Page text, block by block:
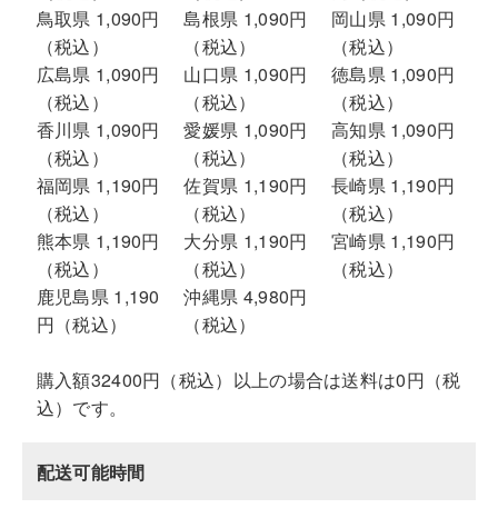
鳥取県 1,090円
（税込）
島根県 1,090円
（税込）
岡山県 1,090円
（税込）
広島県 1,090円
（税込）
山口県 1,090円
（税込）
徳島県 1,090円
（税込）
香川県 1,090円
（税込）
愛媛県 1,090円
（税込）
高知県 1,090円
（税込）
福岡県 1,190円
（税込）
佐賀県 1,190円
（税込）
長崎県 1,190円
（税込）
熊本県 1,190円
（税込）
大分県 1,190円
（税込）
宮崎県 1,190円
（税込）
鹿児島県 1,190
円（税込）
沖縄県 4,980円
（税込）
購入額32400円（税込）以上の場合は送料は0円（税
込）です。
配送可能時間